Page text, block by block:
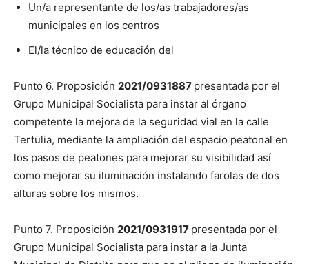
Un/a representante de los/as trabajadores/as
municipales en los centros
El/la técnico de educación del
Punto 6. Proposición 2021/0931887 presentada por el
Grupo Municipal Socialista para instar al órgano
competente la mejora de la seguridad vial en la calle
Tertulia, mediante la ampliación del espacio peatonal en
los pasos de peatones para mejorar su visibilidad así
como mejorar su iluminación instalando farolas de dos
alturas sobre los mismos.
Punto 7. Proposición 2021/0931917 presentada por el
Grupo Municipal Socialista para instar a la Junta